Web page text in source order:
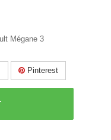
Mégane 3
Pinterest